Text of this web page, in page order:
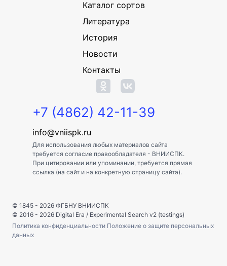
Каталог сортов
Литература
История
Новости
Контакты
+7 (4862) 42-11-39
info@vniispk.ru
Для использования любых материалов сайта
требуется согласие правообладателя - ВНИИСПК.
При цитировании или упоминании, требуется прямая
ссылка (на сайт и на конкретную страницу сайта).
© 1845 - 2026 ФГБНУ ВНИИСПК
© 2016 - 2026 Digital Era / Experimental Search v2 (testings)
Политика конфиденциальности Положение о защите персональных
данных